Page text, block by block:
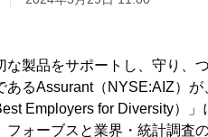
な製品をサポートし、守り、
あるAssurant（NYSE:AIZ）
Employers for Diversity）
フォーブスと業界・統計調査